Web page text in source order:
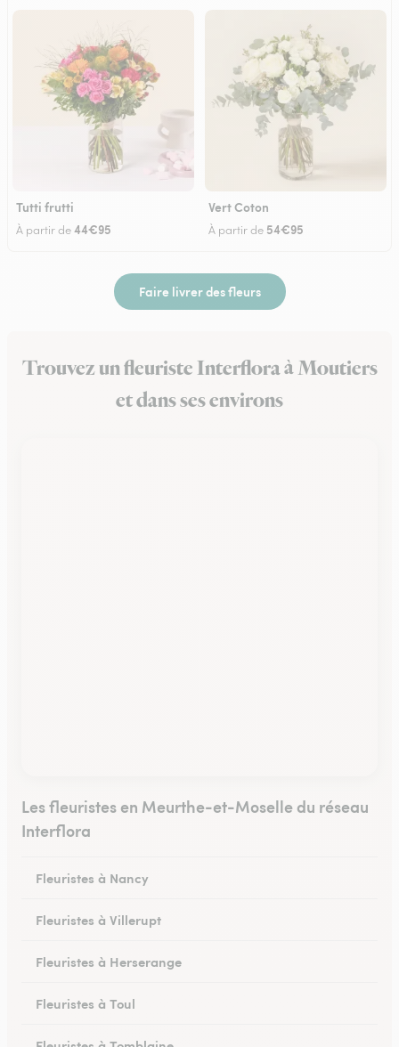
Tutti frutti
À partir de44€95
Vert Coton
À partir de 54€95
Faire livrer des fleurs
Trouvez un fleuriste Interflora à Moutiers
et dans ses environs
Les fleuristes en Meurthe-et-Moselle du réseau
Interflora
Fleuristes à Nancy
Fleuristes à Villerupt
Fleuristes à Herserange
Fleuristes à Toul